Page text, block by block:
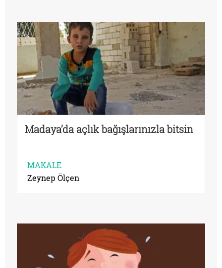
Madaya’da açlık bağışlarınızla bitsin
MAKALE
Zeynep Ölçen